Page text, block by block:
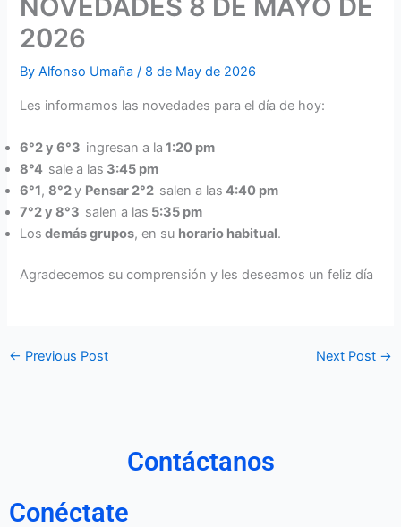
NOVEDADES 8 DE MAYO DE
2026
ByAlfonso Umaña/ 8 de May de 2026
Les informamos las novedades para el día de hoy:
6°2 y 6°3 ingresan a la 1:20 pm
8°4 sale a las 3:45 pm
6°1,8°2y Pensar 2°2 salen a las 4:40 pm
7°2 y 8°3 salen a las 5:35 pm
Los demás grupos, en su horario habitual.
Agradecemos su comprensión y les deseamos un feliz día
← Previous Post Next Post →
Contáctanos
Conéctate